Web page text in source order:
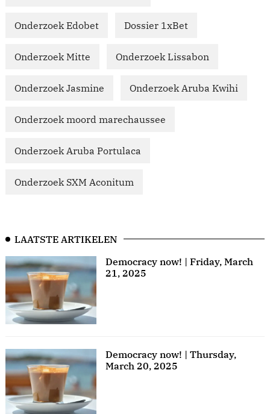
Onderzoek Edobet Dossier 1xBet
Onderzoek Mitte Onderzoek Lissabon
Onderzoek Jasmine Onderzoek Aruba Kwihi
Onderzoek moord marechaussee
Onderzoek Aruba Portulaca
Onderzoek SXM Aconitum
LAATSTE ARTIKELEN
Democracy now! | Friday, March
21, 2025
Democracy now! | Thursday,
March 20, 2025